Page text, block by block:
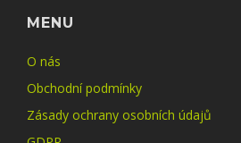
MENU
O nás
Obchodní podmínky
Zásady ochrany osobních údajů